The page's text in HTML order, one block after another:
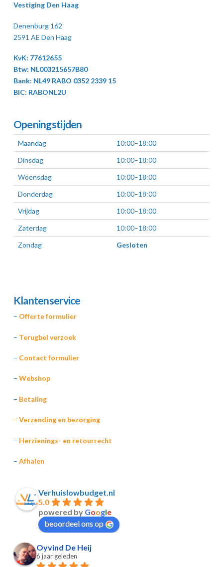
Vestiging Den Haag
Denenburg 162
2591 AE Den Haag
KvK: 77612655
Btw: NL003215657B80
Bank: NL49 RABO 0352 2339 15
BIC: RABONL2U
Openingstijden
Maandag
10:00–18:00
Dinsdag
10:00–18:00
Woensdag
10:00–18:00
Donderdag
10:00–18:00
Vrijdag
10:00–18:00
Zaterdag
10:00–18:00
Zondag
Gesloten
Klantenservice
– Offerte formulier
– Terugbel verzoek
– Contact formulier
– Webshop
– Betaling
– Verzending en bezorging
– Herzienings- en retourrecht
– Afhalen
Verhuislowbudget.nl
5.0
powered by Google
beoordeel ons op
Oyvind De Heij
6 jaar geleden